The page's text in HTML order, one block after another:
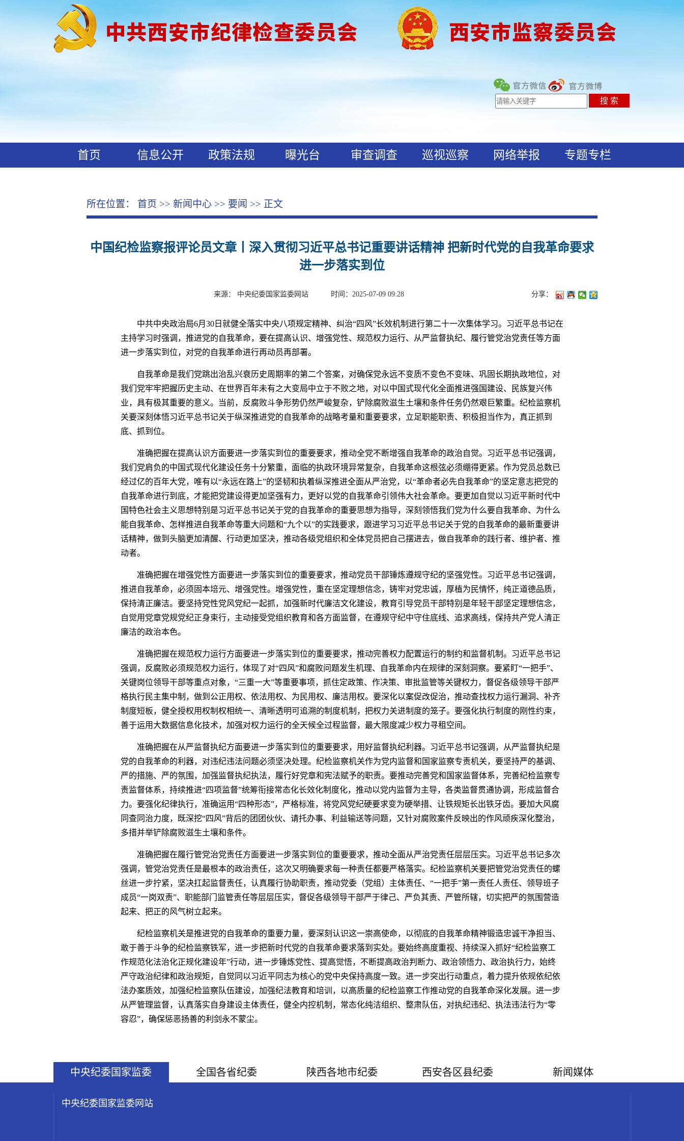
首页 信息公开 政策法规 曝光台 审查调查 巡视巡察 网络举报
专题专栏
所在位置： 首页 >> 新闻中心 >> 要闻 >> 正文
中国纪检监察报评论员文章丨深入贯彻习近平总书记重要讲话精神 把新时代党的自我革命要求
进一步落实到位
来源： 中央纪委国家监委网站 时间：2025-07-09 09:28 分享：
中共中央政治局6月30日就健全落实中央八项规定精神、纠治“四风”长效机制进行第二十一次集体学习。习近平总书记在
主持学习时强调，推进党的自我革命，要在提高认识、增强党性、规范权力运行、从严监督执纪、履行管党治党责任等方面
进一步落实到位，对党的自我革命进行再动员再部署。
自我革命是我们党跳出治乱兴衰历史周期率的第二个答案，对确保党永远不变质不变色不变味、巩固长期执政地位，对
我们党牢牢把握历史主动、在世界百年未有之大变局中立于不败之地，对以中国式现代化全面推进强国建设、民族复兴伟
业，具有极其重要的意义。当前，反腐败斗争形势仍然严峻复杂，铲除腐败滋生土壤和条件任务仍然艰巨繁重。纪检监察机
关要深刻体悟习近平总书记关于纵深推进党的自我革命的战略考量和重要要求，立足职能职责、积极担当作为，真正抓到
底、抓到位。
准确把握在提高认识方面要进一步落实到位的重要要求，推动全党不断增强自我革命的政治自觉。习近平总书记强调，
我们党肩负的中国式现代化建设任务十分繁重，面临的执政环境异常复杂，自我革命这根弦必须绷得更紧。作为党员总数已
经过亿的百年大党，唯有以“永远在路上”的坚韧和执着纵深推进全面从严治党，以“革命者必先自我革命”的坚定意志把党的
自我革命进行到底，才能把党建设得更加坚强有力，更好以党的自我革命引领伟大社会革命。要更加自觉以习近平新时代中
国特色社会主义思想特别是习近平总书记关于党的自我革命的重要思想为指导，深刻领悟我们党为什么要自我革命、为什么
能自我革命、怎样推进自我革命等重大问题和“九个以”的实践要求，跟进学习习近平总书记关于党的自我革命的最新重要讲
话精神，做到头脑更加清醒、行动更加坚决，推动各级党组织和全体党员把自己摆进去，做自我革命的践行者、维护者、推
动者。
准确把握在增强党性方面要进一步落实到位的重要要求，推动党员干部锤炼遵规守纪的坚强党性。习近平总书记强调，
推进自我革命，必须固本培元、增强党性。增强党性，重在坚定理想信念，铸牢对党忠诚，厚植为民情怀，纯正道德品质，
保持清正廉洁。要坚持党性党风党纪一起抓，加强新时代廉洁文化建设，教育引导党员干部特别是年轻干部坚定理想信念，
自觉用党章党规党纪正身束行，主动接受党组织教育和各方面监督，在遵规守纪中守住底线、追求高线，保持共产党人清正
廉洁的政治本色。
准确把握在规范权力运行方面要进一步落实到位的重要要求，推动完善权力配置运行的制约和监督机制。习近平总书记
强调，反腐败必须规范权力运行，体现了对“四风”和腐败问题发生机理、自我革命内在规律的深刻洞察。要紧盯“一把手”、
关键岗位领导干部等重点对象，“三重一大”等重要事项，抓住定政策、作决策、审批监管等关键权力，督促各级领导干部严
格执行民主集中制，做到公正用权、依法用权、为民用权、廉洁用权。要深化以案促改促治，推动查找权力运行漏洞、补齐
制度短板，健全授权用权制权相统一、清晰透明可追溯的制度机制，把权力关进制度的笼子。要强化执行制度的刚性约束，
善于运用大数据信息化技术，加强对权力运行的全天候全过程监督，最大限度减少权力寻租空间。
准确把握在从严监督执纪方面要进一步落实到位的重要要求，用好监督执纪利器。习近平总书记强调，从严监督执纪是
党的自我革命的利器，对违纪违法问题必须坚决处理。纪检监察机关作为党内监督和国家监察专责机关，要坚持严的基调、
严的措施、严的氛围，加强监督执纪执法，履行好党章和宪法赋予的职责。要推动完善党和国家监督体系，完善纪检监察专
责监督体系，持续推进“四项监督”统筹衔接常态化长效化制度化，推动以党内监督为主导，各类监督贯通协调，形成监督合
力。要强化纪律执行，准确运用“四种形态”，严格标准，将党风党纪硬要求变为硬举措、让铁规矩长出铁牙齿。要加大风腐
同查同治力度，既深挖“四风”背后的团团伙伙、请托办事、利益输送等问题，又针对腐败案件反映出的作风顽疾深化整治，
多措并举铲除腐败滋生土壤和条件。
准确把握在履行管党治党责任方面要进一步落实到位的重要要求，推动全面从严治党责任层层压实。习近平总书记多次
强调，管党治党责任是最根本的政治责任，这次又明确要求每一种责任都要严格落实。纪检监察机关要把管党治党责任的螺
丝进一步拧紧，坚决扛起监督责任，认真履行协助职责，推动党委（党组）主体责任、“一把手”第一责任人责任、领导班子
成员“一岗双责”、职能部门监管责任等层层压实，督促各级领导干部严于律己、严负其责、严管所辖，切实把严的氛围营造
起来、把正的风气树立起来。
纪检监察机关是推进党的自我革命的重要力量，要深刻认识这一崇高使命，以彻底的自我革命精神锻造忠诚干净担当、
敢于善于斗争的纪检监察铁军，进一步把新时代党的自我革命要求落到实处。要始终高度重视、持续深入抓好“纪检监察工
作规范化法治化正规化建设年”行动，进一步锤炼党性、提高觉悟，不断提高政治判断力、政治领悟力、政治执行力，始终
严守政治纪律和政治规矩，自觉同以习近平同志为核心的党中央保持高度一致。进一步突出行动重点，着力提升依规依纪依
法办案质效，加强纪检监察队伍建设，加强纪法教育和培训，以高质量的纪检监察工作推动党的自我革命深化发展。进一步
从严管理监督，认真落实自身建设主体责任，健全内控机制，常态化纯洁组织、整肃队伍，对执纪违纪、执法违法行为“零
容忍”，确保惩恶扬善的利剑永不蒙尘。
中央纪委国家监委 全国各省纪委 陕西各地市纪委 西安各区县纪委 新闻媒体
中央纪委国家监委网站